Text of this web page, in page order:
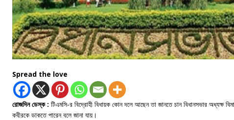
Spread the love
রোজদিন ডেস্ক : টিএমসি-র বিদ্রোহী বিধায়ক কোন দলে আছেন তা জানতে চান বিধানসভার অধ্যক্ষ
কবীরকে ডাকতে পারেন বলে জানা যায়।